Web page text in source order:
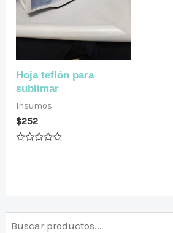
Hoja teflón para
sublimar
Insumos
$252